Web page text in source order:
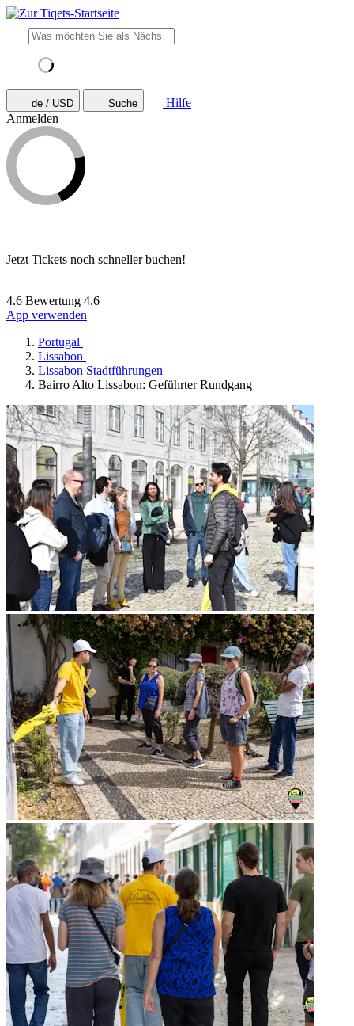
de / USD Suche
Hilfe
Anmelden
Jetzt Tickets noch schneller buchen!
4.6 Bewertung 4.6
App verwenden
Portugal
Lissabon
Lissabon Stadtführungen
Bairro Alto Lissabon: Geführter Rundgang